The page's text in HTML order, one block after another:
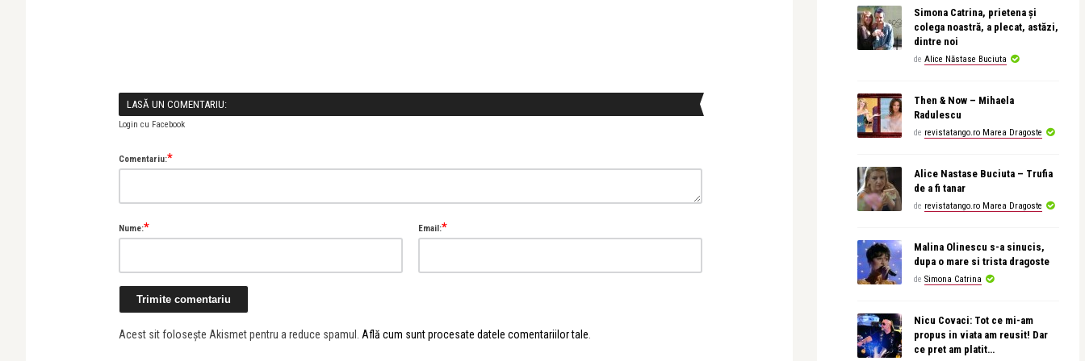
LASĂ UN COMENTARIU:
Login cu Facebook
Comentariu:*
Nume:* Email:*
Acest sit folosește Akismet pentru a reduce spamul. Află cum sunt procesate datele comentariilor tale
Simona Catrina, prietena și
colega noastră, a plecat, astăzi,
dintre noi
de Alice Năstase Buciuta
Then & Now – Mihaela
Radulescu
de revistatango.ro Marea Dragoste
Alice Nastase Buciuta – Trufia
de a fi tanar
de revistatango.ro Marea Dragoste
Malina Olinescu s-a sinucis,
dupa o mare si trista dragoste
de Simona Catrina
Nicu Covaci: Tot ce mi-am
propus in viata am reusit! Dar
ce pret am platit…